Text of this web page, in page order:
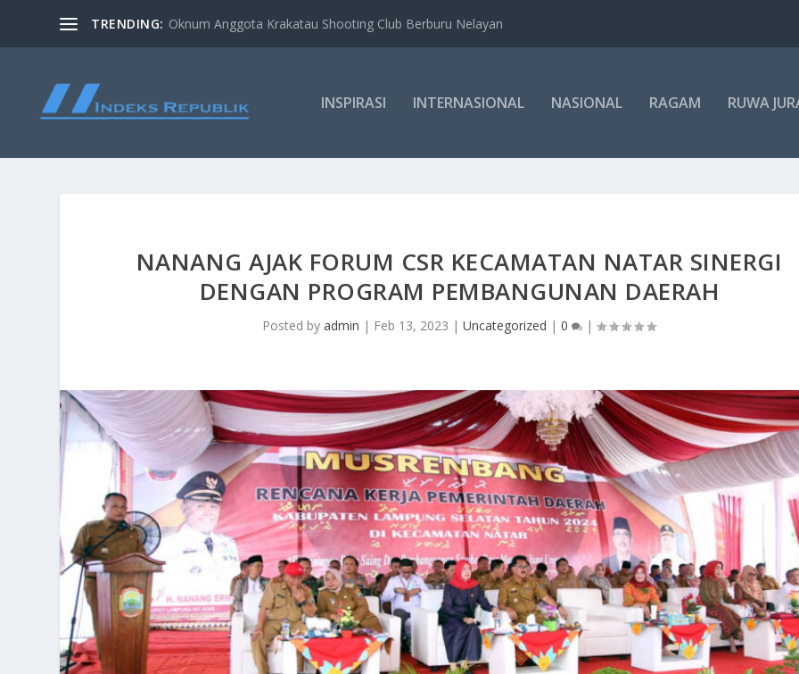
TRENDING: Oknum Anggota Krakatau Shooting Club Berburu Nelayan
INSPIRASI INTERNASIONAL NASIONAL RAGAM RUWA
NANANG AJAK FORUM CSR KECAMATAN NATAR SINERGI
DENGAN PROGRAM PEMBANGUNAN DAERAH
Posted byadmin | Feb 13, 2023 |Uncategorized |0 |